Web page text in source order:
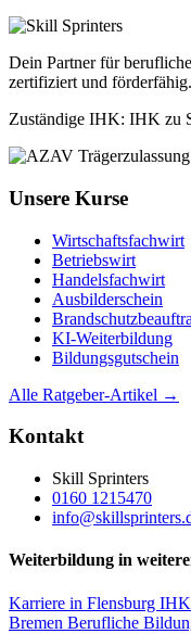
Dein Partner für
zertifiziert und
Zuständige IHK: IHK zu
Unsere Kurse
Wirtschaftsfachwirt
Betriebswirt
Handelsfachwirt
Ausbilderschein
KI-Weiterbildung
Bildungsgutschein
Alle Ratgeber-Artikel →
Kontakt
Skill Sprinters
0160 1215470
Weiterbildung in
Karriere in Flensburg
Bremen Berufliche